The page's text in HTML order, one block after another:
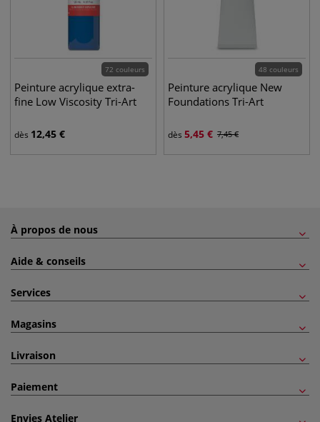
72 couleurs
Peinture acrylique extra-
fine Low Viscosity Tri-Art
dès 12,45 €
48 couleurs
Peinture acrylique New
Foundations Tri-Art
dès 5,45 € 7,45€
À propos de nous
Aide & conseils
Services
Magasins
Livraison
Paiement
Envies Atelier